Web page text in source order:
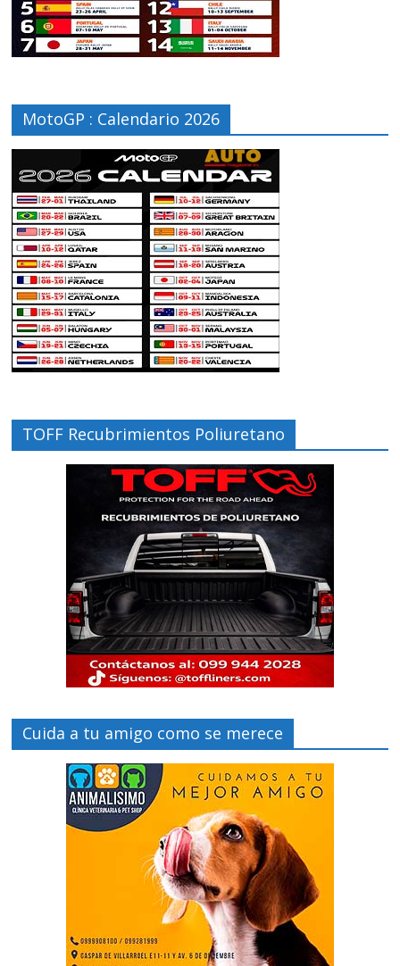
MotoGP : Calendario 2026
TOFF Recubrimientos Poliuretano
Cuida a tu amigo como se merece